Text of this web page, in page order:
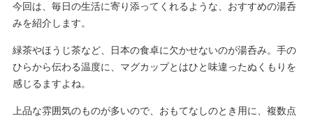
今回は、毎日の生活に寄り添ってくれるような、おすすめの湯呑
みを紹介します。
緑茶やほうじ茶など、日本の食卓に欠かせないのが湯呑み。手の
ひらから伝わる温度に、マグカップとはひと味違ったぬくもりを
感じるますよね。
上品な雰囲気のものが多いので、おもてなしのとき用に、複数点